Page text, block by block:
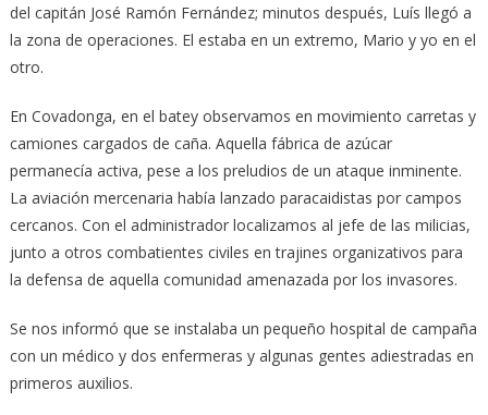
del capitán José Ramón Fernández; minutos después, Luís llegó a
la zona de operaciones. El estaba en un extremo, Mario y yo en el
otro.
En Covadonga, en el batey observamos en movimiento carretas y
camiones cargados de caña. Aquella fábrica de azúcar
permanecía activa, pese a los preludios de un ataque inminente.
La aviación mercenaria había lanzado paracaidistas por campos
cercanos. Con el administrador localizamos al jefe de las milicias,
junto a otros combatientes civiles en trajines organizativos para
la defensa de aquella comunidad amenazada por los invasores.
Se nos informó que se instalaba un pequeño hospital de campaña
con un médico y dos enfermeras y algunas gentes adiestradas en
primeros auxilios.